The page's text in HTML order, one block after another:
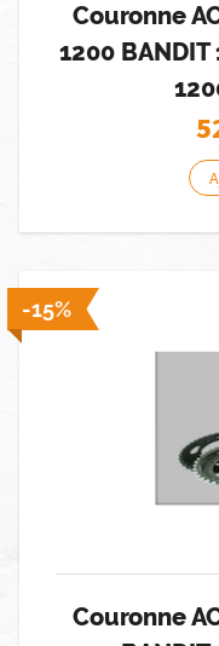
Couronne
1200
-15%
Couronne